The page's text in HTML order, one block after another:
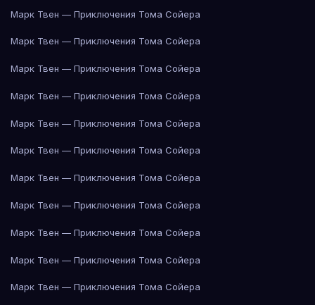
Марк Твен — Приключения Тома Сойера
Марк Твен — Приключения Тома Сойера
Марк Твен — Приключения Тома Сойера
Марк Твен — Приключения Тома Сойера
Марк Твен — Приключения Тома Сойера
Марк Твен — Приключения Тома Сойера
Марк Твен — Приключения Тома Сойера
Марк Твен — Приключения Тома Сойера
Марк Твен — Приключения Тома Сойера
Марк Твен — Приключения Тома Сойера
Марк Твен — Приключения Тома Сойера